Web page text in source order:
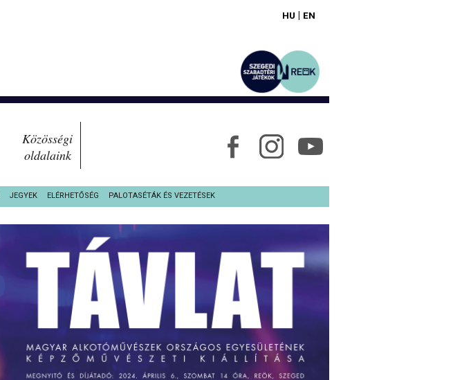
Közösségi
oldalaink
HU | EN
JEGYEK ELÉRHETŐSÉG PALOTASÉTÁK ÉS VEZETÉSEK